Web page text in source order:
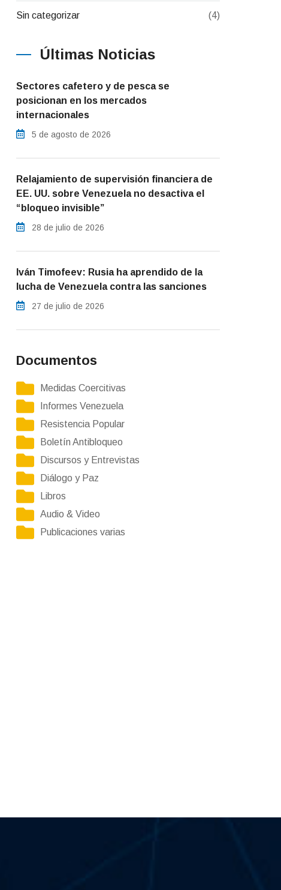
Sin categorizar (4)
Últimas Noticias
Sectores cafetero y de pesca se
posicionan en los mercados
internacionales
5 de agosto de 2026
Relajamiento de supervisión financiera de
EE. UU. sobre Venezuela no desactiva el
“bloqueo invisible”
28 de julio de 2026
Iván Timofeev: Rusia ha aprendido de la
lucha de Venezuela contra las sanciones
27 de julio de 2026
Documentos
Medidas Coercitivas
Informes Venezuela
Resistencia Popular
Boletín Antibloqueo
Discursos y Entrevistas
Diálogo y Paz
Libros
Audio & Video
Publicaciones varias